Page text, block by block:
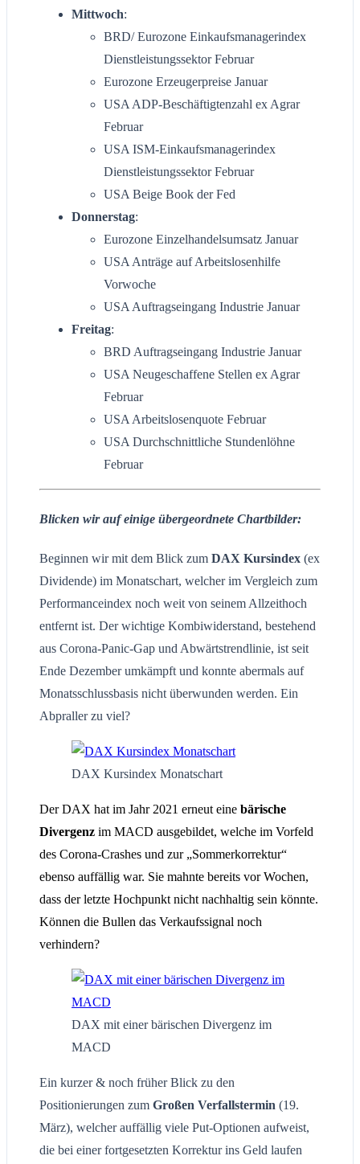
Mittwoch:
BRD/ Eurozone Einkaufsmanagerindex
Dienstleistungssektor Februar
Eurozone Erzeugerpreise Januar
USA ADP-Beschäftigtenzahl ex Agrar
Februar
USA ISM-Einkaufsmanagerindex
Dienstleistungssektor Februar
USA Beige Book der Fed
Donnerstag:
Eurozone Einzelhandelsumsatz Januar
USA Anträge auf Arbeitslosenhilfe
Vorwoche
USA Auftragseingang Industrie Januar
Freitag:
BRD Auftragseingang Industrie Januar
USA Neugeschaffene Stellen ex Agrar
Februar
USA Arbeitslosenquote Februar
USA Durchschnittliche Stundenlöhne
Februar
Blicken wir auf einige übergeordnete Chartbilder:
Beginnen wir mit dem Blick zum DAX Kursindex (ex
Dividende) im Monatschart, welcher im Vergleich zum
Performanceindex noch weit von seinem Allzeithoch
entfernt ist. Der wichtige Kombiwiderstand, bestehend
aus Corona-Panic-Gap und Abwärtstrendlinie, ist seit
Ende Dezember umkämpft und konnte abermals auf
Monatsschlussbasis nicht überwunden werden. Ein
Abpraller zu viel?
DAX Kursindex Monatschart
Der DAX hat im Jahr 2021 erneut eine bärische
Divergenz im MACD ausgebildet, welche im Vorfeld
des Corona-Crashes und zur „Sommerkorrektur“
ebenso auffällig war. Sie mahnte bereits vor Wochen,
dass der letzte Hochpunkt nicht nachhaltig sein könnte.
Können die Bullen das Verkaufssignal noch
verhindern?
DAX mit einer bärischen Divergenz im
MACD
Ein kurzer & noch früher Blick zu den
Positionierungen zum Großen Verfallstermin (19.
März), welcher auffällig viele Put-Optionen aufweist,
die bei einer fortgesetzten Korrektur ins Geld laufen